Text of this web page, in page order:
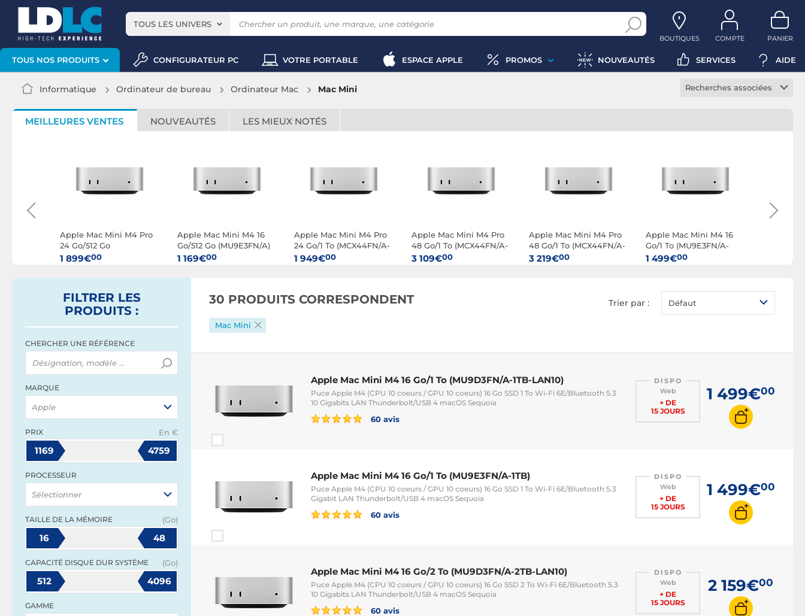
TOUS LES UNIVERS
BOUTIQUES COMPTE PANIER
TOUS NOS PRODUITS CONFIGURATEUR PC VOTRE PORTABLE ESPACE APPLE PROMOS NOUVEAUTÉS SERVICES AIDE
Informatique Ordinateur de bureau Ordinateur Mac Mac Mini
Recherches associées
Mac Studio
MEILLEURES VENTES NOUVEAUTÉS LES MIEUX NOTÉS
Apple Mac Mini M4 Pro
24 Go/512 Go
(MCX44FN/A)
1 899€00
Apple Mac Mini M4 16
Go/512 Go (MU9E3FN/A)
1 169€00
Apple Mac Mini M4 Pro
24 Go/1 To (MCX44FN/A-
1TB)
1 949€00
Apple Mac Mini M4 Pro
48 Go/1 To (MCX44FN/A-
48GB-1TB-
3 109€00
Apple Mac Mini M4 Pro
48 Go/1 To (MCX44FN/A-
48GB-1TB-
3 219€00
Apple Mac Mini M4 16
Go/1 To (MU9E3FN/A-
1TB)
1 499€00 1 499€
FILTRER LES
PRODUITS :
CHERCHER UNE RÉFÉRENCE
MARQUE
Apple
PRIX En €
1169 4759
PROCESSEUR
Sélectionner
TAILLE DE LA MÉMOIRE (Go)
16 48
CAPACITÉ DISQUE DUR SYSTÈME (Go)
512 4096
GAMME
30 PRODUITS CORRESPONDENT Trier par : Défaut
Mac Mini
Apple Mac Mini M4 16 Go/1 To (MU9D3FN/A-1TB-LAN10)
Puce Apple M4 (CPU 10 coeurs / GPU 10 coeurs) 16 Go SSD 1 To Wi-Fi 6E/Bluetooth 5.3
10 Gigabits LAN Thunderbolt/USB 4 macOS Sequoia
60 avis
DISPO
Web
+ DE
15 JOURS
1 499€00
Apple Mac Mini M4 16 Go/1 To (MU9E3FN/A-1TB)
Puce Apple M4 (CPU 10 coeurs / GPU 10 coeurs) 16 Go SSD 1 To Wi-Fi 6E/Bluetooth 5.3
Gigabit LAN Thunderbolt/USB 4 macOS Sequoia
60 avis
DISPO
Web
+ DE
15 JOURS
1 499€00
Apple Mac Mini M4 16 Go/2 To (MU9D3FN/A-2TB-LAN10)
Puce Apple M4 (CPU 10 coeurs / GPU 10 coeurs) 16 Go SSD 2 To Wi-Fi 6E/Bluetooth 5.3
10 Gigabits LAN Thunderbolt/USB 4 macOS Sequoia
60 avis
DISPO
Web
+ DE
15 JOURS
2 159€00